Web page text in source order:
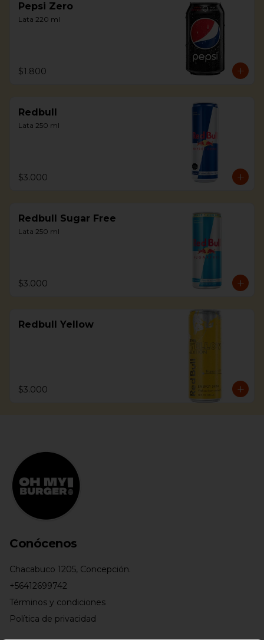
Pepsi Zero
Lata 220 ml
$1.800
Redbull
Lata 250 ml
$3.000
Redbull Sugar Free
Lata 250 ml
$3.000
Redbull Yellow
$3.000
Conócenos
Chacabuco 1205, Concepción.
+56412699742
Términos y condiciones
Política de privacidad